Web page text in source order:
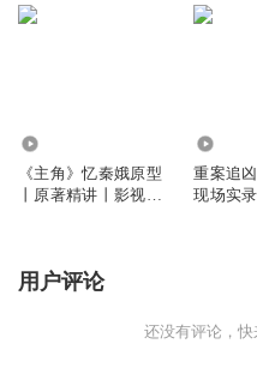
《主角》忆秦娥原型
丨原著精讲丨影视解
重案追
现场实
用户评论
还没有评论，快